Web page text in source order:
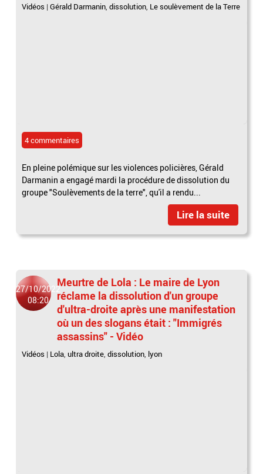
Vidéos |Gérald Darmanin,dissolution, Le soulèvement de la Terre
4 commentaires
En pleine polémique sur les violences policières, Gérald
Darmanin a engagé mardi la procédure de dissolution du
groupe "Soulèvements de la terre", qu'il a rendu...
Lire la suite
27/10/2022
08:20
Meurtre de Lola : Le maire de Lyon
réclame la dissolution d'un groupe
d'ultra-droite après une manifestation
où un des slogans était : "Immigrés
assassins" - Vidéo
Vidéos | Lola,ultra droite,dissolution, lyon